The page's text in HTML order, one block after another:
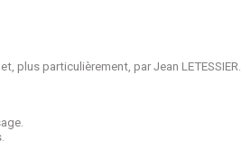
plus particulièrement, par Jean LETESSIER.